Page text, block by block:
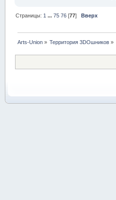
Страницы: 1 ...75 76 [77]Вверх
Arts-Union » Территория 3DOшников »